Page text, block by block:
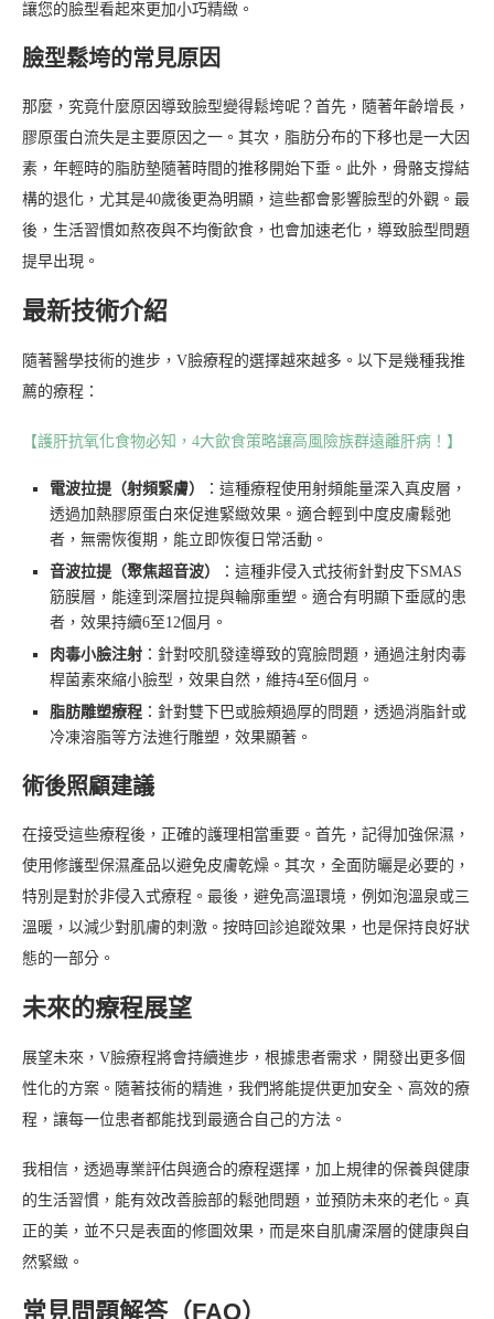
讓您的臉型看起來更加小巧精緻。
臉型鬆垮的常見原因
那麼，究竟什麼原因導致臉型變得鬆垮呢？首先，隨著年齡增長，
膠原蛋白流失是主要原因之一。其次，脂肪分布的下移也是一大因
素，年輕時的脂肪墊隨著時間的推移開始下垂。此外，骨骼支撐結
構的退化，尤其是40歲後更為明顯，這些都會影響臉型的外觀。最
後，生活習慣如熬夜與不均衡飲食，也會加速老化，導致臉型問題
提早出現。
最新技術介紹
隨著醫學技術的進步，V臉療程的選擇越來越多。以下是幾種我推
薦的療程：
【護肝抗氧化食物必知，4大飲食策略讓高風險族群遠離肝病！】
電波拉提（射頻緊膚）
：這種療程使用射頻能量深入真皮層，
透過加熱膠原蛋白來促進緊緻效果。適合輕到中度皮膚鬆弛
者，無需恢復期，能立即恢復日常活動。
音波拉提（聚焦超音波）
：這種非侵入式技術針對皮下SMAS
筋膜層，能達到深層拉提與輪廓重塑。適合有明顯下垂感的患
者，效果持續6至12個月。
肉毒小臉注射 ：針對咬肌發達導致的寬臉問題，通過注射肉毒
桿菌素來縮小臉型，效果自然，維持4至6個月。
脂肪雕塑療程 ：針對雙下巴或臉頰過厚的問題，透過消脂針或
冷凍溶脂等方法進行雕塑，效果顯著。
術後照顧建議
在接受這些療程後，正確的護理相當重要。首先，記得加強保濕，
使用修護型保濕產品以避免皮膚乾燥。其次，全面防曬是必要的，
特別是對於非侵入式療程。最後，避免高溫環境，例如泡溫泉或三
溫暖，以減少對肌膚的刺激。按時回診追蹤效果，也是保持良好狀
態的一部分。
未來的療程展望
展望未來，V臉療程將會持續進步，根據患者需求，開發出更多個
性化的方案。隨著技術的精進，我們將能提供更加安全、高效的療
程，讓每一位患者都能找到最適合自己的方法。
我相信，透過專業評估與適合的療程選擇，加上規律的保養與健康
的生活習慣，能有效改善臉部的鬆弛問題，並預防未來的老化。真
正的美，並不只是表面的修圖效果，而是來自肌膚深層的健康與自
然緊緻。
常見問題解答（FAQ）